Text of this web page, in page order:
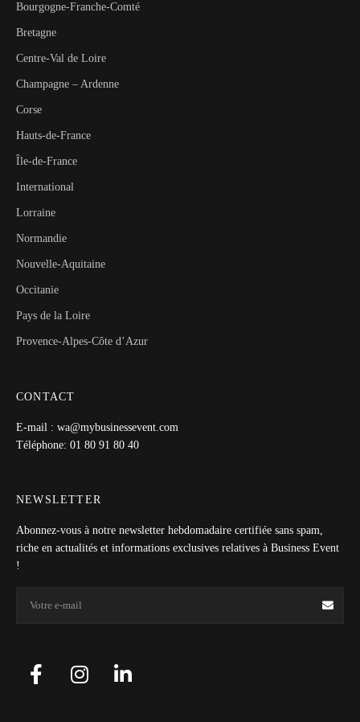
Bourgogne-Franche-Comté
Bretagne
Centre-Val de Loire
Champagne – Ardenne
Corse
Hauts-de-France
Île-de-France
International
Lorraine
Normandie
Nouvelle-Aquitaine
Occitanie
Pays de la Loire
Provence-Alpes-Côte d’Azur
CONTACT
E-mail : wa@mybusinessevent.com
Téléphone: 01 80 91 80 40
NEWSLETTER
Abonnez-vous à notre newsletter hebdomadaire certifiée sans spam,
riche en actualités et informations exclusives relatives à Business Event
!